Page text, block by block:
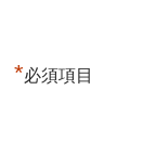
*必須項目